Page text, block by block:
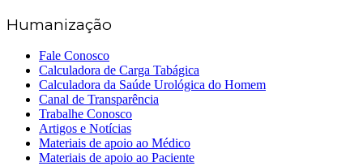
Humanização
Fale Conosco
Calculadora de Carga Tabágica
Calculadora da Saúde Urológica do Homem
Canal de Transparência
Trabalhe Conosco
Artigos e Notícias
Materiais de apoio ao Médico
Materiais de apoio ao Paciente